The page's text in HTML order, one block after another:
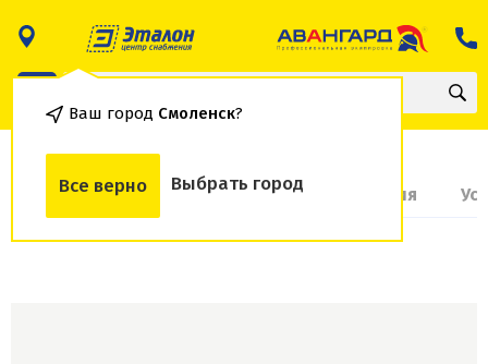
Ваш город Смоленск?
Все верно Выбрать город
О товаре Доставка и оплата Гарантия